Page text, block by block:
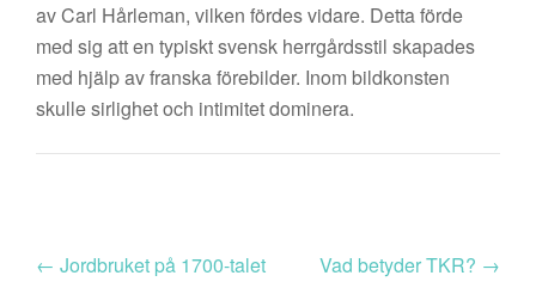
av Carl Hårleman, vilken fördes vidare. Detta förde
med sig att en typiskt svensk herrgårdsstil skapades
med hjälp av franska förebilder. Inom bildkonsten
skulle sirlighet och intimitet dominera.
← Jordbruket på 1700-talet Vad betyder TKR? →